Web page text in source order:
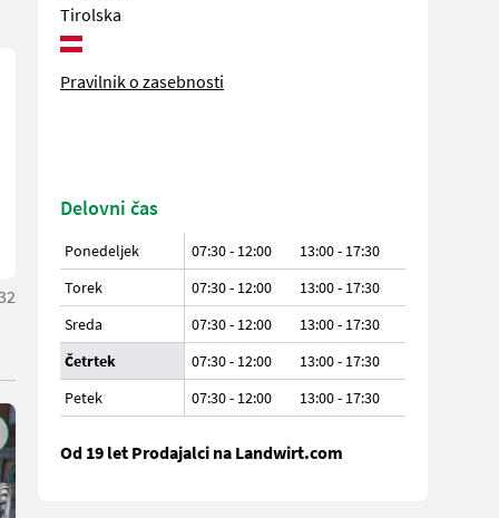
Tirolska
Pravilnik o zasebnosti
Delovni čas
Ponedeljek 07:30 - 12:00
13:00 - 17:30
Torek
07:30 - 12:00
13:00 - 17:30
Sreda
07:30 - 12:00
13:00 - 17:30
Četrtek
07:30 - 12:00
13:00 - 17:30
Petek
07:30 - 12:00 13:00 - 17:30
Od 19 let Prodajalci na Landwirt.com